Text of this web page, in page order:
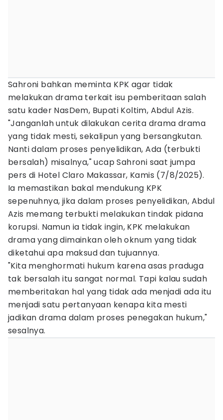
Sahroni bahkan meminta KPK agar tidak
melakukan drama terkait isu pemberitaan salah
satu kader NasDem, Bupati Koltim, Abdul Azis.
"Janganlah untuk dilakukan cerita drama drama
yang tidak mesti, sekalipun yang bersangkutan.
Nanti dalam proses penyelidikan, Ada (terbukti
bersalah) misalnya," ucap Sahroni saat jumpa
pers di Hotel Claro Makassar, Kamis (7/8/2025).
Ia memastikan bakal mendukung KPK
sepenuhnya, jika dalam proses penyelidikan, Abdul
Azis memang terbukti melakukan tindak pidana
korupsi. Namun ia tidak ingin, KPK melakukan
drama yang dimainkan oleh oknum yang tidak
diketahui apa maksud dan tujuannya.
"Kita menghormati hukum karena asas praduga
tak bersalah itu sangat normal. Tapi kalau sudah
memberitakan hal yang tidak ada menjadi ada itu
menjadi satu pertanyaan kenapa kita mesti
jadikan drama dalam proses penegakan hukum,"
sesalnya.